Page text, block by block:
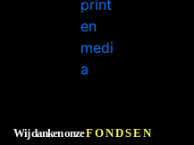
Wij danken onzeFONDSEN